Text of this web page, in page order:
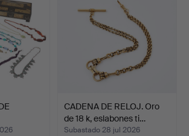
CADENA DE RELOJ. Oro
de 18 k, eslabones ti…
Subastado 28 jul 2026